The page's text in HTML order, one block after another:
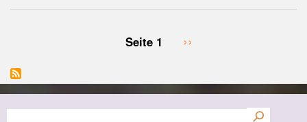
Seite 1
Nächste
››
Suche